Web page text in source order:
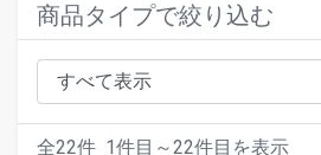
商品タイプで絞り込む
全22件 1件目～22件目を表示